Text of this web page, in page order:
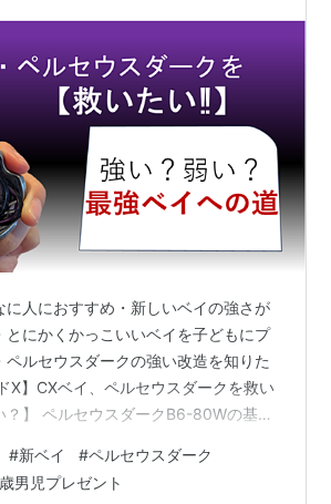
に人におすすめ・新しいベイの強さが
とにかくかっこいいベイを子どもにプ
ペルセウスダークの強い改造を知りた
X】CXベイ、ペルセウスダークを救い
？】 ペルセウスダークB6-80Wの基本
ント メリットとデメリットを徹底比較
ト ペルセウスダークは強い？弱い？
#新ベイ #ペルセウスダーク
男児プレゼント